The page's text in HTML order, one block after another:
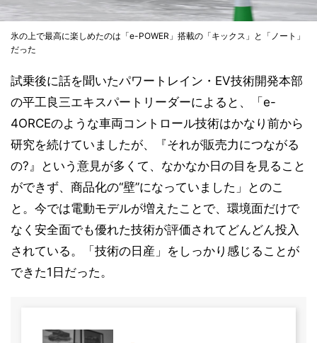
氷の上で最高に楽しめたのは「e-POWER」搭載の「キックス」と「ノート」
だった
試乗後に話を聞いたパワートレイン・EV技術開発本部
の平工良三エキスパートリーダーによると、「e-
4ORCEのような車両コントロール技術はかなり前から
研究を続けていましたが、『それが販売力につながる
の?』という意見が多くて、なかなか日の目を見ること
ができず、商品化の“壁”になっていました」とのこ
と。今では電動モデルが増えたことで、環境面だけで
なく安全面でも優れた技術が評価されてどんどん投入
されている。「技術の日産」をしっかり感じることが
できた1日だった。